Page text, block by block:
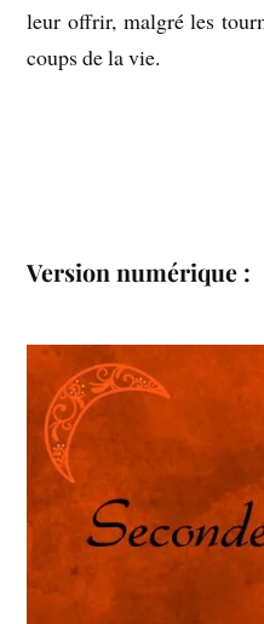
leur offrir, malgré les
coups de la vie.
Version numérique :